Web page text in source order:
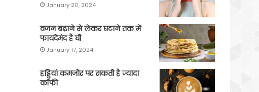
January 20, 2024
वजन बढ़ाने से लेकर घटाने तक में
फायदेमंद है घी
January 17, 2024
हड्डियां कमजोर पर सकती है ज्यादा
कॉफी